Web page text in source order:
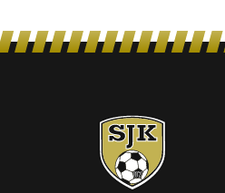
a
SJK-
juniorit